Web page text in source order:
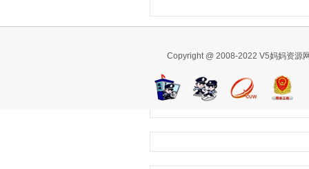
Copyright @ 2008-2022 V5妈妈资源